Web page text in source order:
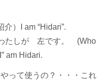
介） am “H idari”.
た しが 左です。 (Who
I” am H idari.
って使うの？・・・これ